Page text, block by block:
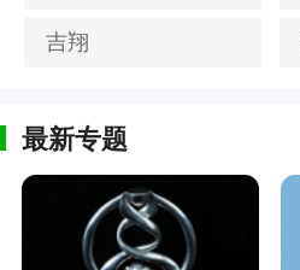
吉翔
最新专题